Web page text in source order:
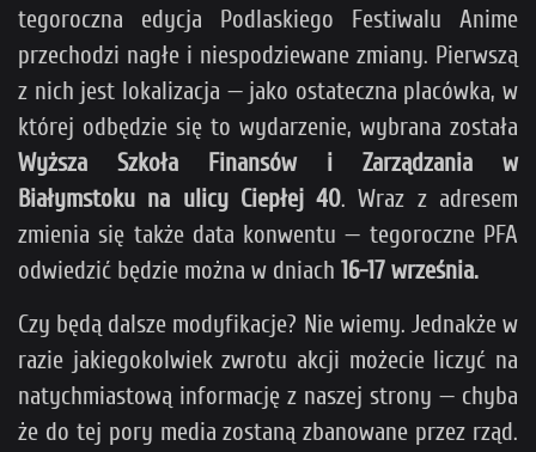
tegoroczna edycja Podlaskiego Festiwalu Anime
przechodzi nagłe i niespodziewane zmiany. Pierwszą
z nich jest lokalizacja — jako ostateczna placówka, w
której odbędzie się to wydarzenie, wybrana została
Wyższa Szkoła Finansów i Zarządzania w
Białymstoku na ulicy Ciepłej 40. Wraz z adresem
zmienia się także data konwentu — tegoroczne PFA
odwiedzić będzie można w dniach 16-17 września.
Czy będą dalsze modyfikacje? Nie wiemy. Jednakże w
razie jakiegokolwiek zwrotu akcji możecie liczyć na
natychmiastową informację z naszej strony — chyba
że do tej pory media zostaną zbanowane przez rząd.